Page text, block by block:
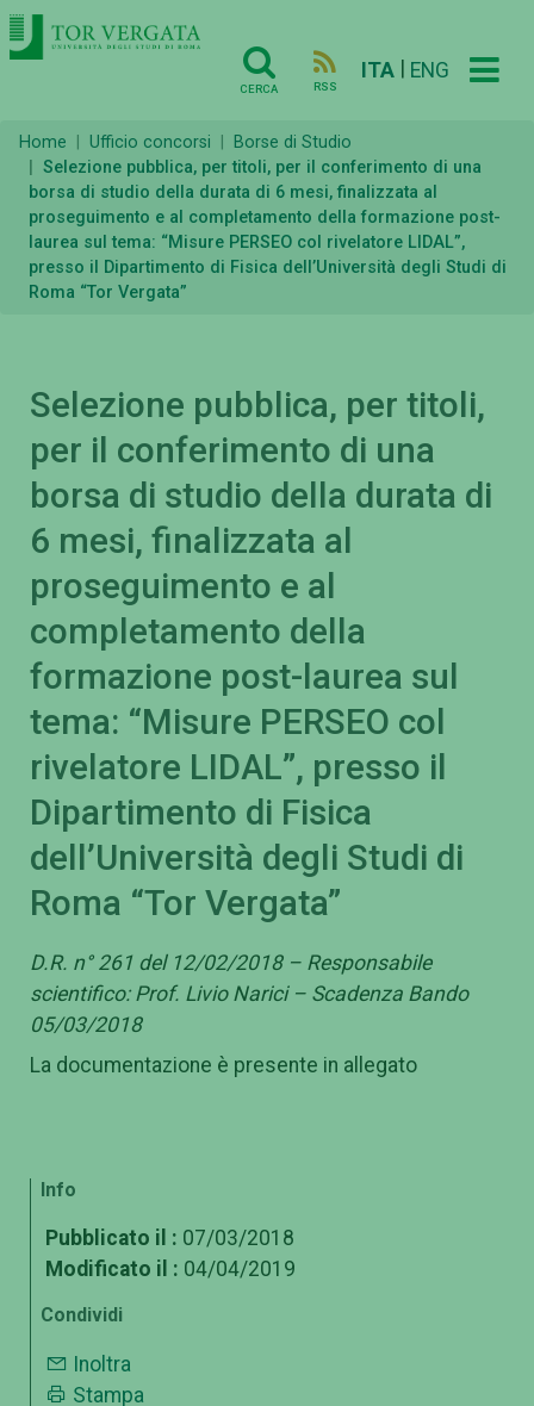
CERCA RSS
ITA ENG
Home Ufficio concorsi
Borse di Studio
Selezione pubblica, per titoli, per il conferimento di una
borsa di studio della durata di 6 mesi, finalizzata al
proseguimento e al completamento della formazione post-
laurea sul tema: “Misure PERSEO col rivelatore LIDAL”,
presso il Dipartimento di Fisica dell’Università degli Studi di
Roma “Tor Vergata”
Selezione pubblica, per titoli,
per il conferimento di una
borsa di studio della durata di
6 mesi, finalizzata al
proseguimento e al
completamento della
formazione post-laurea sul
tema: “Misure PERSEO col
rivelatore LIDAL”, presso il
Dipartimento di Fisica
dell’Università degli Studi di
Roma “Tor Vergata”
D.R. n° 261 del 12/02/2018 – Responsabile
scientifico: Prof. Livio Narici – Scadenza Bando
05/03/2018
La documentazione è presente in allegato
Info
Pubblicato il : 07/03/2018
Modificato il : 04/04/2019
Condividi
Inoltra
Stampa